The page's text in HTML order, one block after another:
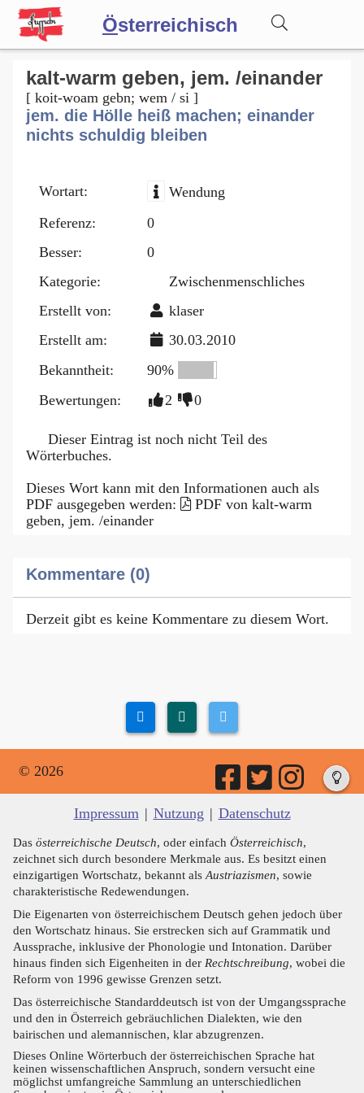
Österreichisch
Wörterbuch
Forum
kalt-warm geben, jem. /einander
[ koit-woam gebn; wem / si ]
jem. die Hölle heiß machen; einander
nichts schuldig bleiben
Wortart:
Wendung
Referenz:
0
Besser:
0
Kategorie:
Zwischenmenschliches
Erstellt von:
klaser
Erstellt am:
30.03.2010
Bekanntheit:
90%
Bewertungen:
2 0
Dieser Eintrag ist noch nicht Teil des
Wörterbuches.
Dieses Wort kann mit den Informationen auch als
PDF ausgegeben werden:
PDF von kalt-warm
geben, jem. /einander
Kommentare (0)
Derzeit gibt es keine Kommentare zu diesem Wort.
© 2026
Impressum | Nutzung | Datenschutz
Das österreichische Deutsch, oder einfach Österreichisch,
zeichnet sich durch besondere Merkmale aus. Es besitzt einen
einzigartigen Wortschatz, bekannt als Austriazismen, sowie
charakteristische Redewendungen.
Die Eigenarten von österreichischem Deutsch gehen jedoch über
den Wortschatz hinaus. Sie erstrecken sich auf Grammatik und
Aussprache, inklusive der Phonologie und Intonation. Darüber
hinaus finden sich Eigenheiten in der Rechtschreibung, wobei die
Reform von 1996 gewisse Grenzen setzt.
Das österreichische Standarddeutsch ist von der Umgangssprache
und den in Österreich gebräuchlichen Dialekten, wie den
bairischen und alemannischen, klar abzugrenzen.
Dieses Online Wörterbuch der österreichischen Sprache hat
keinen wissenschaftlichen Anspruch, sondern versucht eine
möglichst umfangreiche Sammlung an unterschiedlichen